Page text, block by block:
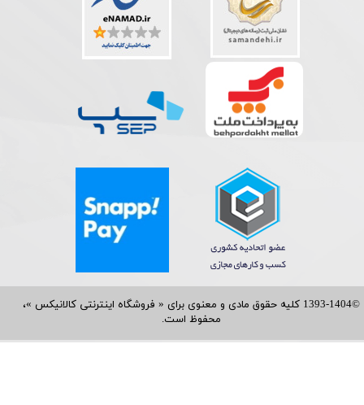
©1393-1404 کلیه حقوق مادی و معنوی برای « فروشگاه اینترنتی کالانیکس »،
محفوظ است.​​​​​​​